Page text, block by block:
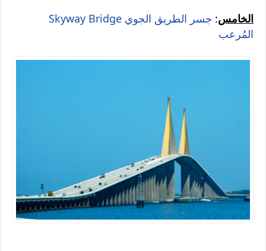
Skyway Bridge الخامس: جسر الطريق الجوي
المُرعب